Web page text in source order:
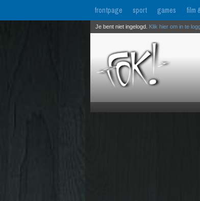
frontpage sport games film
Je bent niet ingelogd. Klik hier om in te